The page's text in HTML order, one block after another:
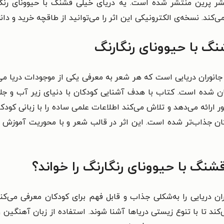
پرین منتشر شده است. یه دریای خیلی قشنگ با حیوونای
نسخه‌ی الکترونیکی این اثر را می‌توانید از طاقچه خرید و
با حیوونای رنگارنگ
دریایی است که هر شعر به معرفی یکی از موجودات دریا
شده است. کتاب با هدف آشنایی کودکان با دنیای زیر آب و
می‌دهد و تلاش می‌کند اطلاعات علمی ساده را با زبانی
جذاب‌تر شده است. این اثر در قالب شعر و با محوریت
با حیوونای رنگارنگ را خواند؟
دریایی را به‌شکلی جذاب و قابل فهم برای کودکان معرفی
تا با تنوع زیستی دریاها آشنا شوند. استفاده از زبان